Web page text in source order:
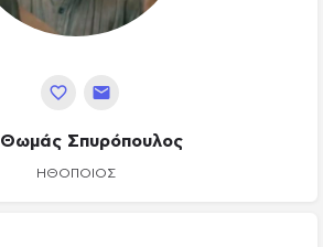
Θωμάς Σπυρόπουλος
ΗΘΟΠΟΙΌΣ